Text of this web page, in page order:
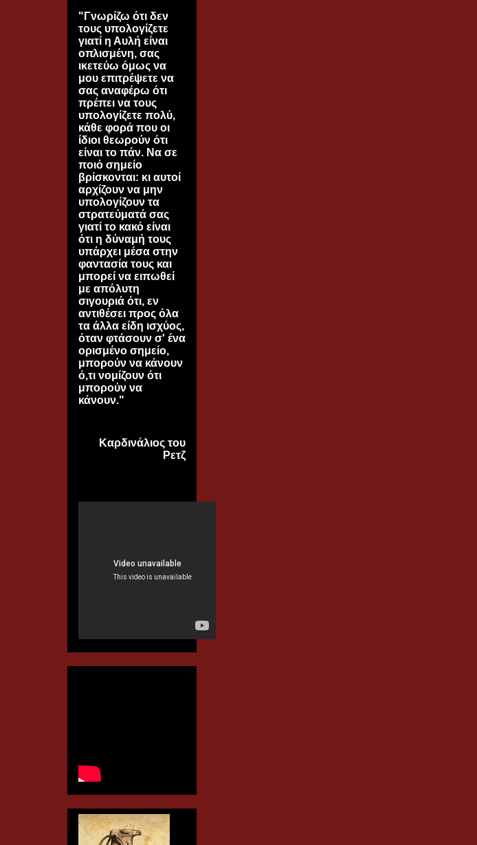
"Γνωρίζω ότι δεν
τους υπολογίζετε
γιατί η Αυλή είναι
οπλισμένη, σας
ικετεύω όμως να
μου επιτρέψετε να
σας αναφέρω ότι
πρέπει να τους
υπολογίζετε πολύ,
κάθε φορά που οι
ίδιοι θεωρούν ότι
είναι το πάν. Να σε
ποιό σημείο
βρίσκονται: κι αυτοί
αρχίζουν να μην
υπολογίζουν τα
στρατεύματά σας
γιατί το κακό είναι
ότι η δύναμή τους
υπάρχει μέσα στην
φαντασία τους και
μπορεί να ειπωθεί
με απόλυτη
σιγουριά ότι, εν
αντιθέσει προς όλα
τα άλλα είδη ισχύος,
όταν φτάσουν σ' ένα
ορισμένο σημείο,
μπορούν να κάνουν
ό,τι νομίζουν ότι
μπορούν να
κάνουν."
Kαρδινάλιος του
Ρετζ